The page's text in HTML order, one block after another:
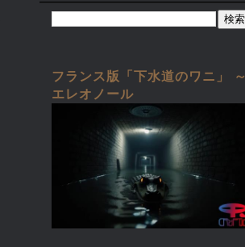
フランス版「下水道のワニ」 ～
エレオノール